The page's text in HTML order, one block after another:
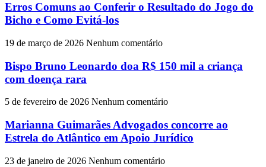
Erros Comuns ao Conferir o Resultado do Jogo do
Bicho e Como Evitá-los
19 de março de 2026 Nenhum comentário
Bispo Bruno Leonardo doa R$ 150 mil a criança
com doença rara
5 de fevereiro de 2026 Nenhum comentário
Marianna Guimarães Advogados concorre ao
Estrela do Atlântico em Apoio Jurídico
23 de janeiro de 2026 Nenhum comentário